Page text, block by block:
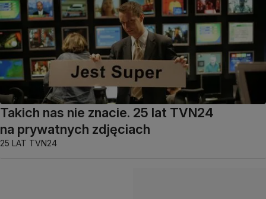
Takich nas nie znacie. 25 lat TVN24
na prywatnych zdjęciach
25 LAT TVN24